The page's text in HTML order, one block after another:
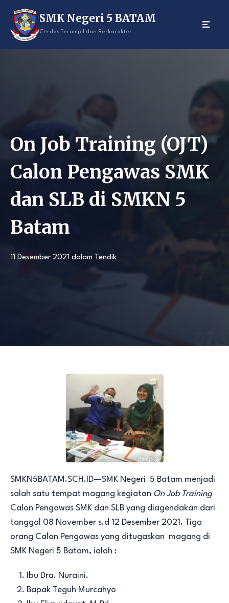
content
SMK Negeri 5 BATAM
Cerdas Terampil dan Berkarakter
On Job Training (OJT)
Calon Pengawas SMK
dan SLB di SMKN 5
Batam
11 Desember 2021 dalam Tendik
SMKN5BATAM.SCH.ID—SMK Negeri 5 Batam menjadi
salah satu tempat magang kegiatan On Job Training
Calon Pengawas SMK dan SLB yang diagendakan dari
tanggal 08 November s.d 12 Desember 2021. Tiga
orang Calon Pengawas yang ditugaskan magang di
SMK Negeri 5 Batam, ialah :
Ibu Dra. Nuraini.
Bapak Teguh Murcahyo